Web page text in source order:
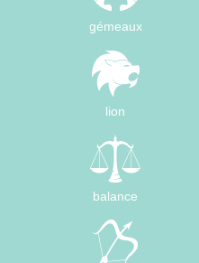
gémeaux
lion
balance